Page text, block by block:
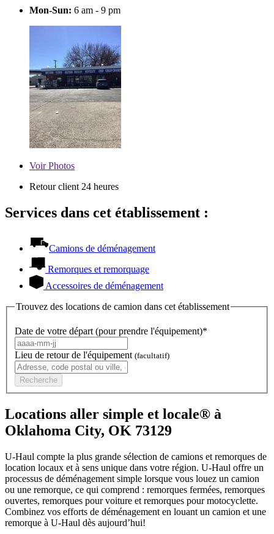
Mon-Sun: 6 am - 9 pm
VoirPhotos
Retour client 24 heures
Services dans cet établissement :
Camions de déménagement
Remorques et remorquage
Accessoires de déménagement
Trouvez des locations de camion dans cet établissement
Date de votre départ (pour prendre l'équipement)*
Lieu de retour de l'équipement (facultatif)
Recherche
Locations aller simple et locale® à
Oklahoma City, OK 73129
U-Haul compte la plus grande sélection de camions et remorques de
location locaux et à sens unique dans votre région. U-Haul offre un
processus de déménagement simple lorsque vous louez un camion
ou une remorque, ce qui comprend : remorques fermées, remorques
ouvertes, remorques pour voiture et remorques pour motocyclette.
Combinez vos efforts de déménagement en louant un camion et une
remorque à U-Haul dès aujourd’hui!